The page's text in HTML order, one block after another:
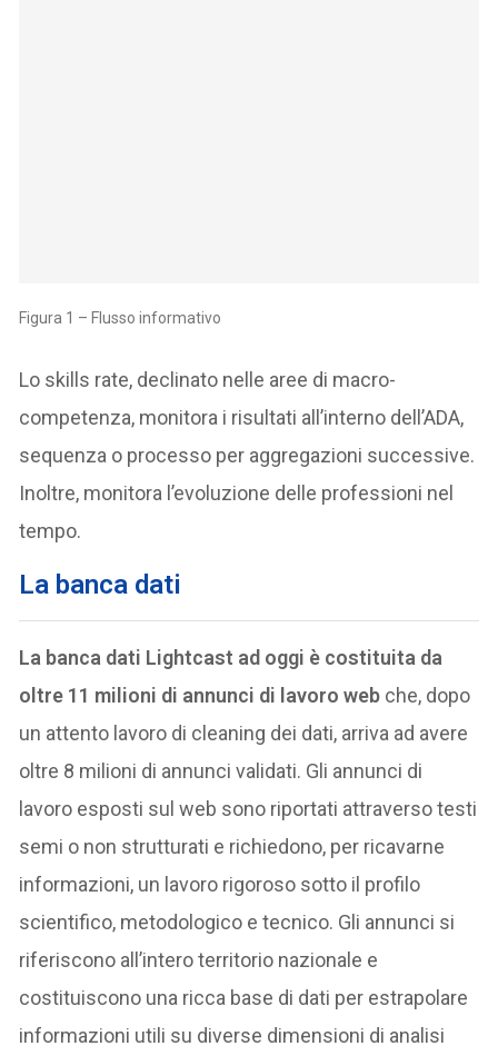
Figura 1 – Flusso informativo
Lo skills rate, declinato nelle aree di macro-
competenza, monitora i risultati all’interno dell’ADA,
sequenza o processo per aggregazioni successive.
Inoltre, monitora l’evoluzione delle professioni nel
tempo.
La banca dati
La banca dati Lightcast ad oggi è costituita da
oltre 11 milioni di annunci di lavoro web che, dopo
un attento lavoro di cleaning dei dati, arriva ad avere
oltre 8 milioni di annunci validati. Gli annunci di
lavoro esposti sul web sono riportati attraverso testi
semi o non strutturati e richiedono, per ricavarne
informazioni, un lavoro rigoroso sotto il profilo
scientifico, metodologico e tecnico. Gli annunci si
riferiscono all’intero territorio nazionale e
costituiscono una ricca base di dati per estrapolare
informazioni utili su diverse dimensioni di analisi